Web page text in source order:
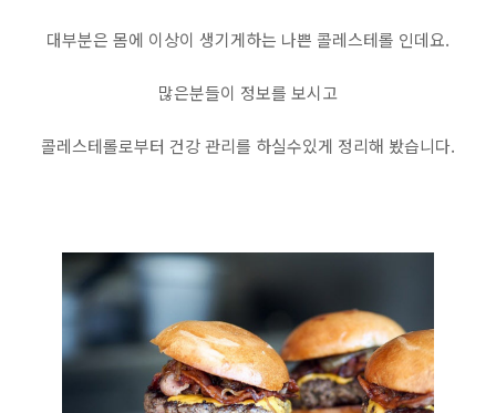
대부분은 몸에 이상이 생기게하는 나쁜 콜레스테롤 인데요.
많은분들이 정보를 보시고
콜레스테롤로부터 건강 관리를 하실수있게 정리해 봤습니다.